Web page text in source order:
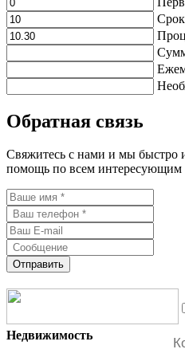
Срок
Обратная связь
Свяжитесь с нами и мы быстро
помощь по всем интересующим
Отправить
Недвижимость